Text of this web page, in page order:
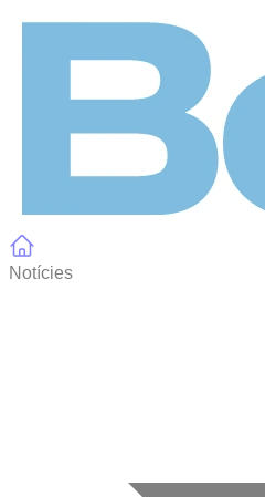
Notícies